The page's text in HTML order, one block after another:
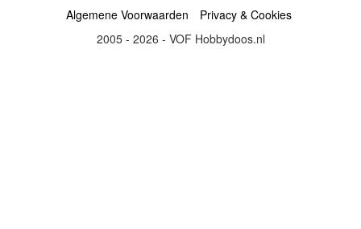
Algemene Voorwaarden
Privacy & Cookies
2005 - 2026 - VOF Hobbydoos.nl